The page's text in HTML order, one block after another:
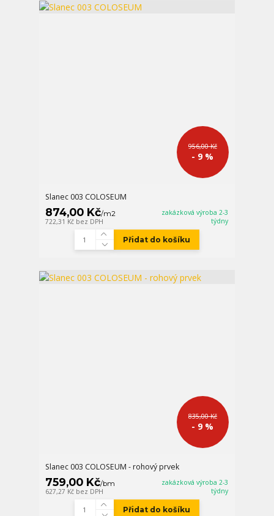
956,00 Kč
- 9 %
Slanec 003 COLOSEUM
874,00 Kč/m2
722,31 Kč bez DPH
zakázková výroba 2-3
týdny
Přidat do košíku
835,00 Kč
- 9 %
Slanec 003 COLOSEUM - rohový prvek
759,00 Kč/bm
627,27 Kč bez DPH
zakázková výroba 2-3
týdny
Přidat do košíku